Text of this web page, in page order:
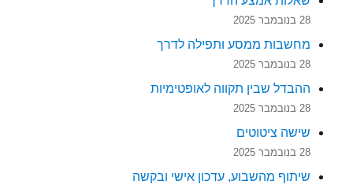
28 בנובמבר 2025
מחשבות ממסע ותפילה לדרך
28 בנובמבר 2025
ההבדל שבין תקווה לאופטימיות
28 בנובמבר 2025
שישה ציטוטים
28 בנובמבר 2025
שיתוף מהשבוע, עדכון אישי ובקשה